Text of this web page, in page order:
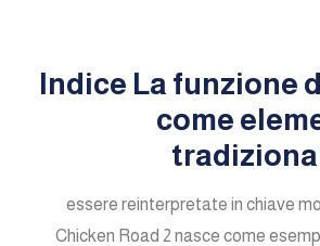
Indice La funzione
come
essere reinterpretate in chiave
Chicken Road 2 nasce come